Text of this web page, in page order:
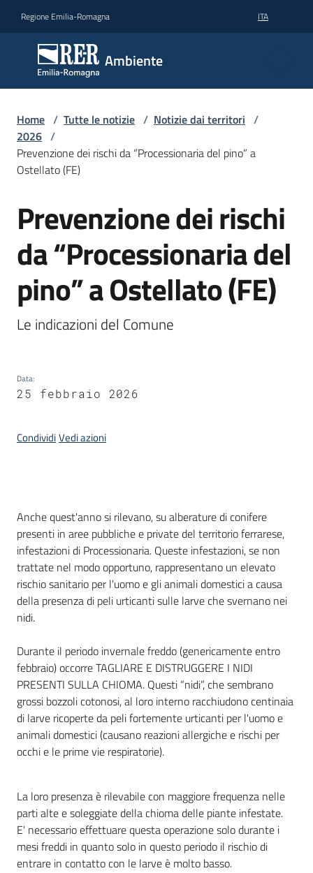
Regione Emilia-Romagna ITA
Ambiente
Ambiente
Novità
Servizi
Leggi
Bandi
Piani
su
Home / Tutte le notizie / Notizie dai territori /
2026 /
Prevenzione dei rischi da “Processionaria del pino” a
Ostellato (FE)
Salta al contenuto
Prevenzione dei rischi
da “Processionaria del
pino” a Ostellato (FE)
Le indicazioni del Comune
Data:
25 febbraio 2026
CondividiVedi azioni
Introduzione
Anche quest'anno si rilevano, su alberature di conifere
presenti in aree pubbliche e private del territorio ferrarese,
infestazioni di Processionaria. Queste infestazioni, se non
trattate nel modo opportuno, rappresentano un elevato
rischio sanitario per l'uomo e gli animali domestici a causa
della presenza di peli urticanti sulle larve che svernano nei
nidi.
Durante il periodo invernale freddo (genericamente entro
febbraio) occorre TAGLIARE E DISTRUGGERE I NIDI
PRESENTI SULLA CHIOMA. Questi “nidi”, che sembrano
grossi bozzoli cotonosi, al loro interno racchiudono centinaia
di larve ricoperte da peli fortemente urticanti per l'uomo e
animali domestici (causano reazioni allergiche e rischi per
occhi e le prime vie respiratorie).
La loro presenza è rilevabile con maggiore frequenza nelle
parti alte e soleggiate della chioma delle piante infestate.
E' necessario effettuare questa operazione solo durante i
mesi freddi in quanto solo in questo periodo il rischio di
entrare in contatto con le larve è molto basso.